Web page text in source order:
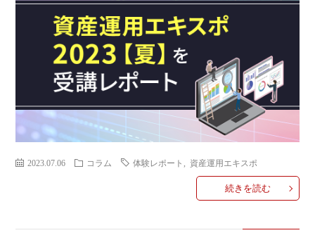
2023.07.06 コラム 体験レポート 資産運用エキスポ
続きを読む